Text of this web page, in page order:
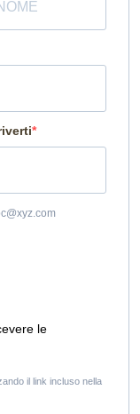
le
il link incluso nella